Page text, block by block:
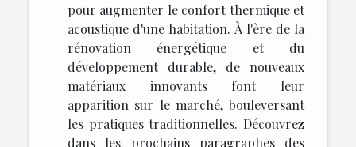
pour augmenter le confort thermique et
acoustique d'une habitation. À l'ère de la
rénovation énergétique et du
développement durable, de nouveaux
matériaux innovants font leur
apparition sur le marché, bouleversant
les pratiques traditionnelles. Découvrez
dans les prochains paragraphes des